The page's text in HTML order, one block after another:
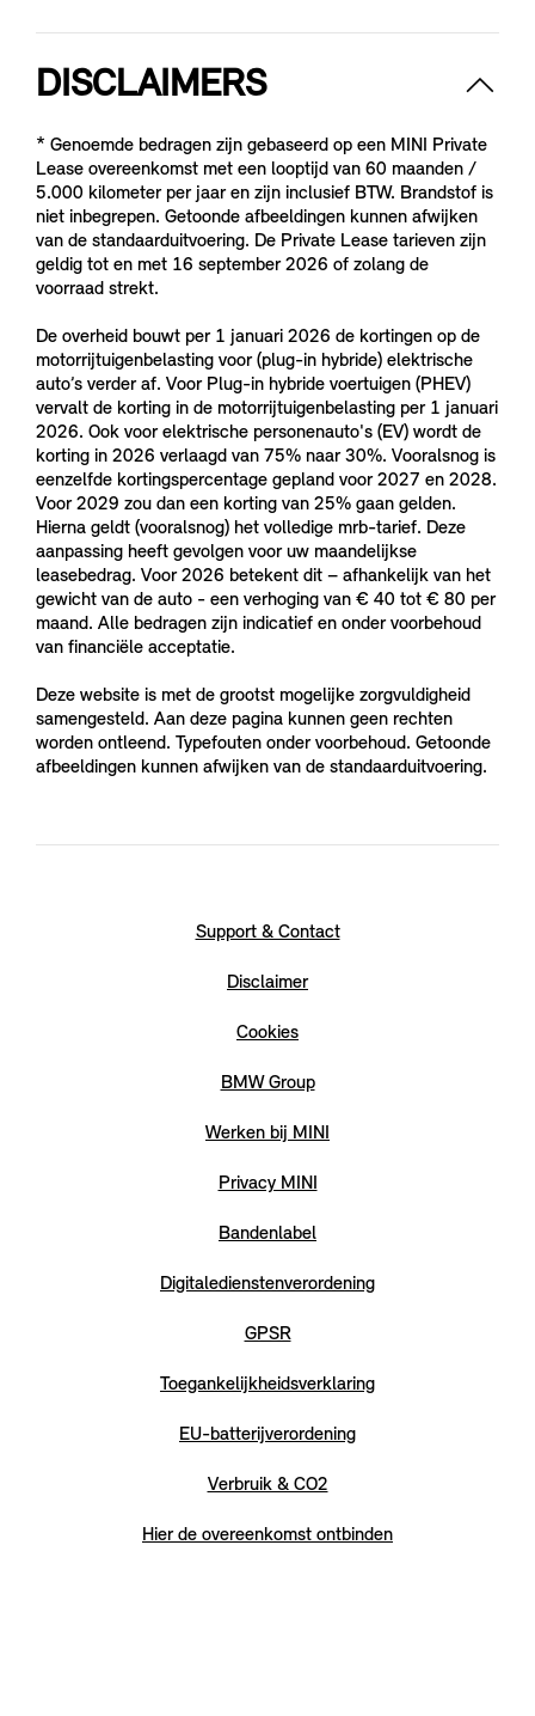
DISCLAIMERS
* Genoemde bedragen zijn gebaseerd op een MINI Private
Lease overeenkomst met een looptijd van 60 maanden /
5.000 kilometer per jaar en zijn inclusief BTW. Brandstof is
niet inbegrepen. Getoonde afbeeldingen kunnen afwijken
van de standaarduitvoering. De Private Lease tarieven zijn
geldig tot en met 16 september 2026 of zolang de
voorraad strekt.
De overheid bouwt per 1 januari 2026 de kortingen op de
motorrijtuigenbelasting voor (plug-in hybride) elektrische
auto’s verder af. Voor Plug-in hybride voertuigen (PHEV)
vervalt de korting in de motorrijtuigenbelasting per 1 januari
2026. Ook voor elektrische personenauto's (EV) wordt de
korting in 2026 verlaagd van 75% naar 30%. Vooralsnog is
eenzelfde kortingspercentage gepland voor 2027 en 2028.
Voor 2029 zou dan een korting van 25% gaan gelden.
Hierna geldt (vooralsnog) het volledige mrb-tarief. Deze
aanpassing heeft gevolgen voor uw maandelijkse
leasebedrag. Voor 2026 betekent dit – afhankelijk van het
gewicht van de auto - een verhoging van € 40 tot € 80 per
maand. Alle bedragen zijn indicatief en onder voorbehoud
van financiële acceptatie.
Deze website is met de grootst mogelijke zorgvuldigheid
samengesteld. Aan deze pagina kunnen geen rechten
worden ontleend. Typefouten onder voorbehoud. Getoonde
afbeeldingen kunnen afwijken van de standaarduitvoering.
Support & Contact
Disclaimer
Cookies
BMW Group
Werken bij MINI
Privacy MINI
Bandenlabel
Digitaledienstenverordening
GPSR
Toegankelijkheidsverklaring
EU-batterijverordening
Verbruik & CO2
Hier de overeenkomst ontbinden